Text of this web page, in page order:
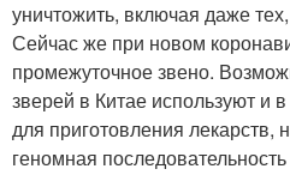
уничтожить, включая даже
Сейчас же при новом
промежуточное звено.
зверей в Китае используют и
для приготовления
геномная